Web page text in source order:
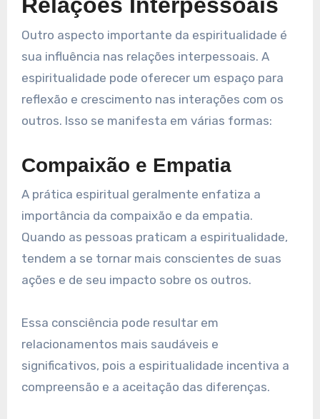
Outro aspecto importante da espiritualidade é
sua influência nas relações interpessoais. A
espiritualidade pode oferecer um espaço para
reflexão e crescimento nas interações com os
outros. Isso se manifesta em várias formas:
Compaixão e Empatia
A prática espiritual geralmente enfatiza a
importância da compaixão e da empatia.
Quando as pessoas praticam a espiritualidade,
tendem a se tornar mais conscientes de suas
ações e de seu impacto sobre os outros.
Essa consciência pode resultar em
relacionamentos mais saudáveis e
significativos, pois a espiritualidade incentiva a
compreensão e a aceitação das diferenças.